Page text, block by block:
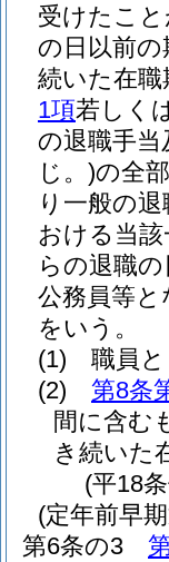
受けたこ
の日以前の
続いた在
1項若しく
の退職手当
じ。)の全
り一般の
おける当
らの退職
公務員等
をいう。
(1)
職員
(2)
第8条
間に含む
き続いた
(平18
(定年前早
第6条の3